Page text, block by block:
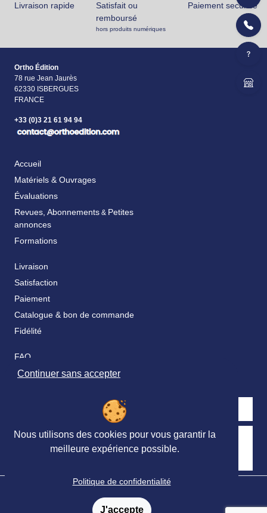
Livraison rapide
Satisfait ou
remboursé
hors produits numériques
Paiement securisé
Ortho Édition
78 rue Jean Jaurès
62330 ISBERGUES
FRANCE
+33 (0)3 21 61 94 94
Accueil
Matériels & Ouvrages
Évaluations
Revues, Abonnements & Petites
annonces
Formations
Livraison
Satisfaction
Paiement
Catalogue & bon de commande
Fidélité
FAQ
Nos partenaires
Retrouvez nous sur les réseaux sociaux
Conditions générales de vente
Continuer sans accepter
Nous utilisons des cookies pour vous garantir la
meilleure expérience possible.
Politique de confidentialité
J'accepte